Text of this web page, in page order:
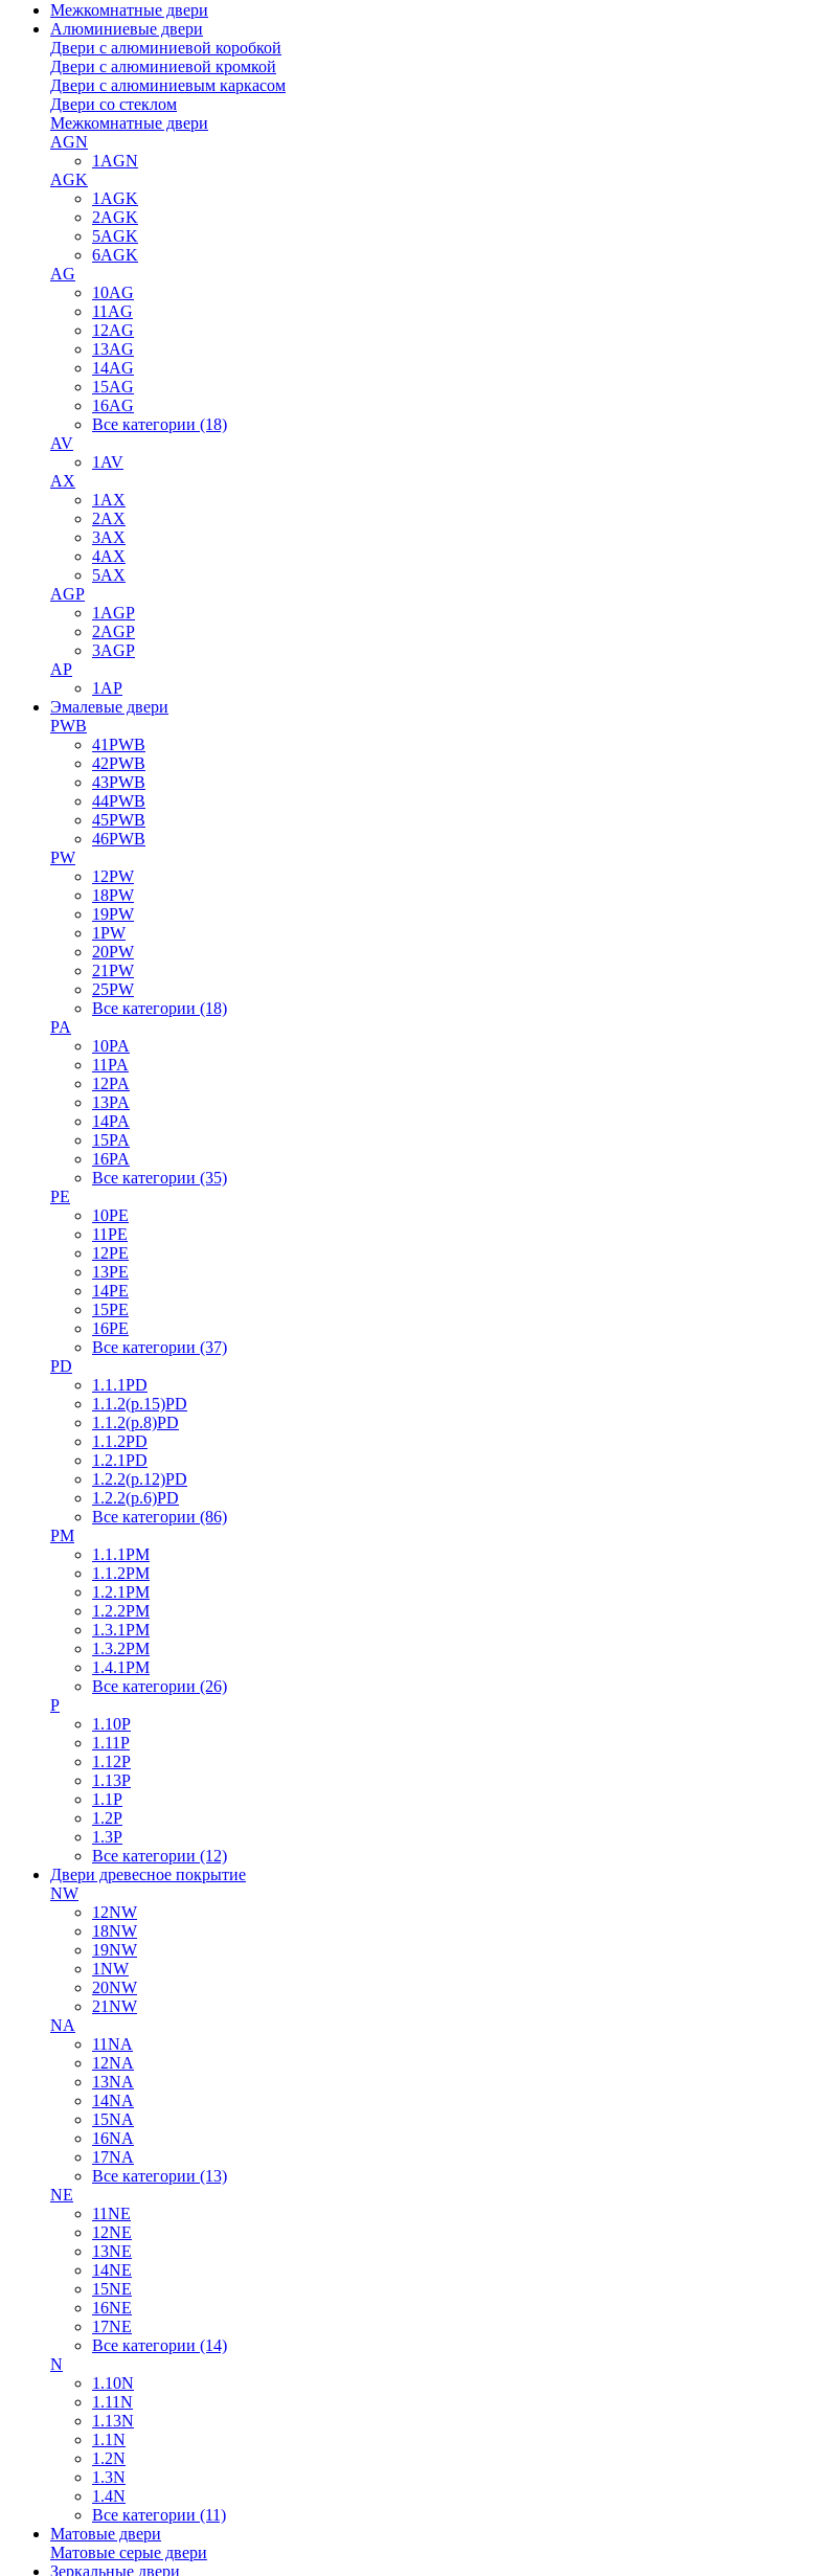
Межкомнатные двери
Алюминиевые двери
Двери с алюминиевой коробкой
Двери с алюминиевой кромкой
Двери с алюминиевым каркасом
Двери со стеклом
Межкомнатные двери
AGN
1AGN
AGK
1AGK
2AGK
5AGK
6AGK
AG
10AG
11AG
12AG
13AG
14AG
15AG
16AG
Все категории (18)
AV
1AV
AX
1AX
2AX
3AX
4AX
5AX
AGP
1AGP
2AGP
3AGP
AP
1AP
Эмалевые двери
PWB
41PWB
42PWB
43PWB
44PWB
45PWB
46PWB
PW
12PW
18PW
19PW
1PW
20PW
21PW
25PW
Все категории (18)
PA
10PA
11PA
12PA
13PA
14PA
15PA
16PA
Все категории (35)
PE
10PE
11PE
12PE
13PE
14PE
15PE
16PE
Все категории (37)
PD
1.1.1PD
1.1.2(р.15)PD
1.1.2(р.8)PD
1.1.2PD
1.2.1PD
1.2.2(р.12)PD
1.2.2(р.6)PD
Все категории (86)
PM
1.1.1PM
1.1.2PM
1.2.1PM
1.2.2PM
1.3.1PM
1.3.2PM
1.4.1PM
Все категории (26)
P
1.10P
1.11P
1.12P
1.13P
1.1P
1.2P
1.3P
Все категории (12)
Двери древесное покрытие
NW
12NW
18NW
19NW
1NW
20NW
21NW
NA
11NA
12NA
13NA
14NA
15NA
16NA
17NA
Все категории (13)
NE
11NE
12NE
13NE
14NE
15NE
16NE
17NE
Все категории (14)
N
1.10N
1.11N
1.13N
1.1N
1.2N
1.3N
1.4N
Все категории (11)
Матовые двери
Матовые серые двери
Зеркальные двери